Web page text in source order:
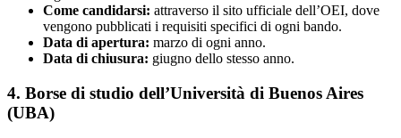
Come candidarsi: attraverso il sito ufficiale dell’OEI, dove
vengono pubblicati i requisiti specifici di ogni bando.
Data di apertura: marzo di ogni anno.
Data di chiusura: giugno dello stesso anno.
4. Borse di studio dell’Università di Buenos Aires
(UBA)